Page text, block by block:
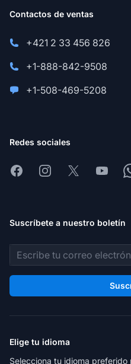
Contactos de ventas
+421 2 33 456 826
+1-888-842-9508
+1-508-469-5208
Redes sociales
FacebookInstagram
X Youtube
Suscríbete a nuestro boletín
Dirección de correo
Elige tu idioma
Selecciona tu idioma